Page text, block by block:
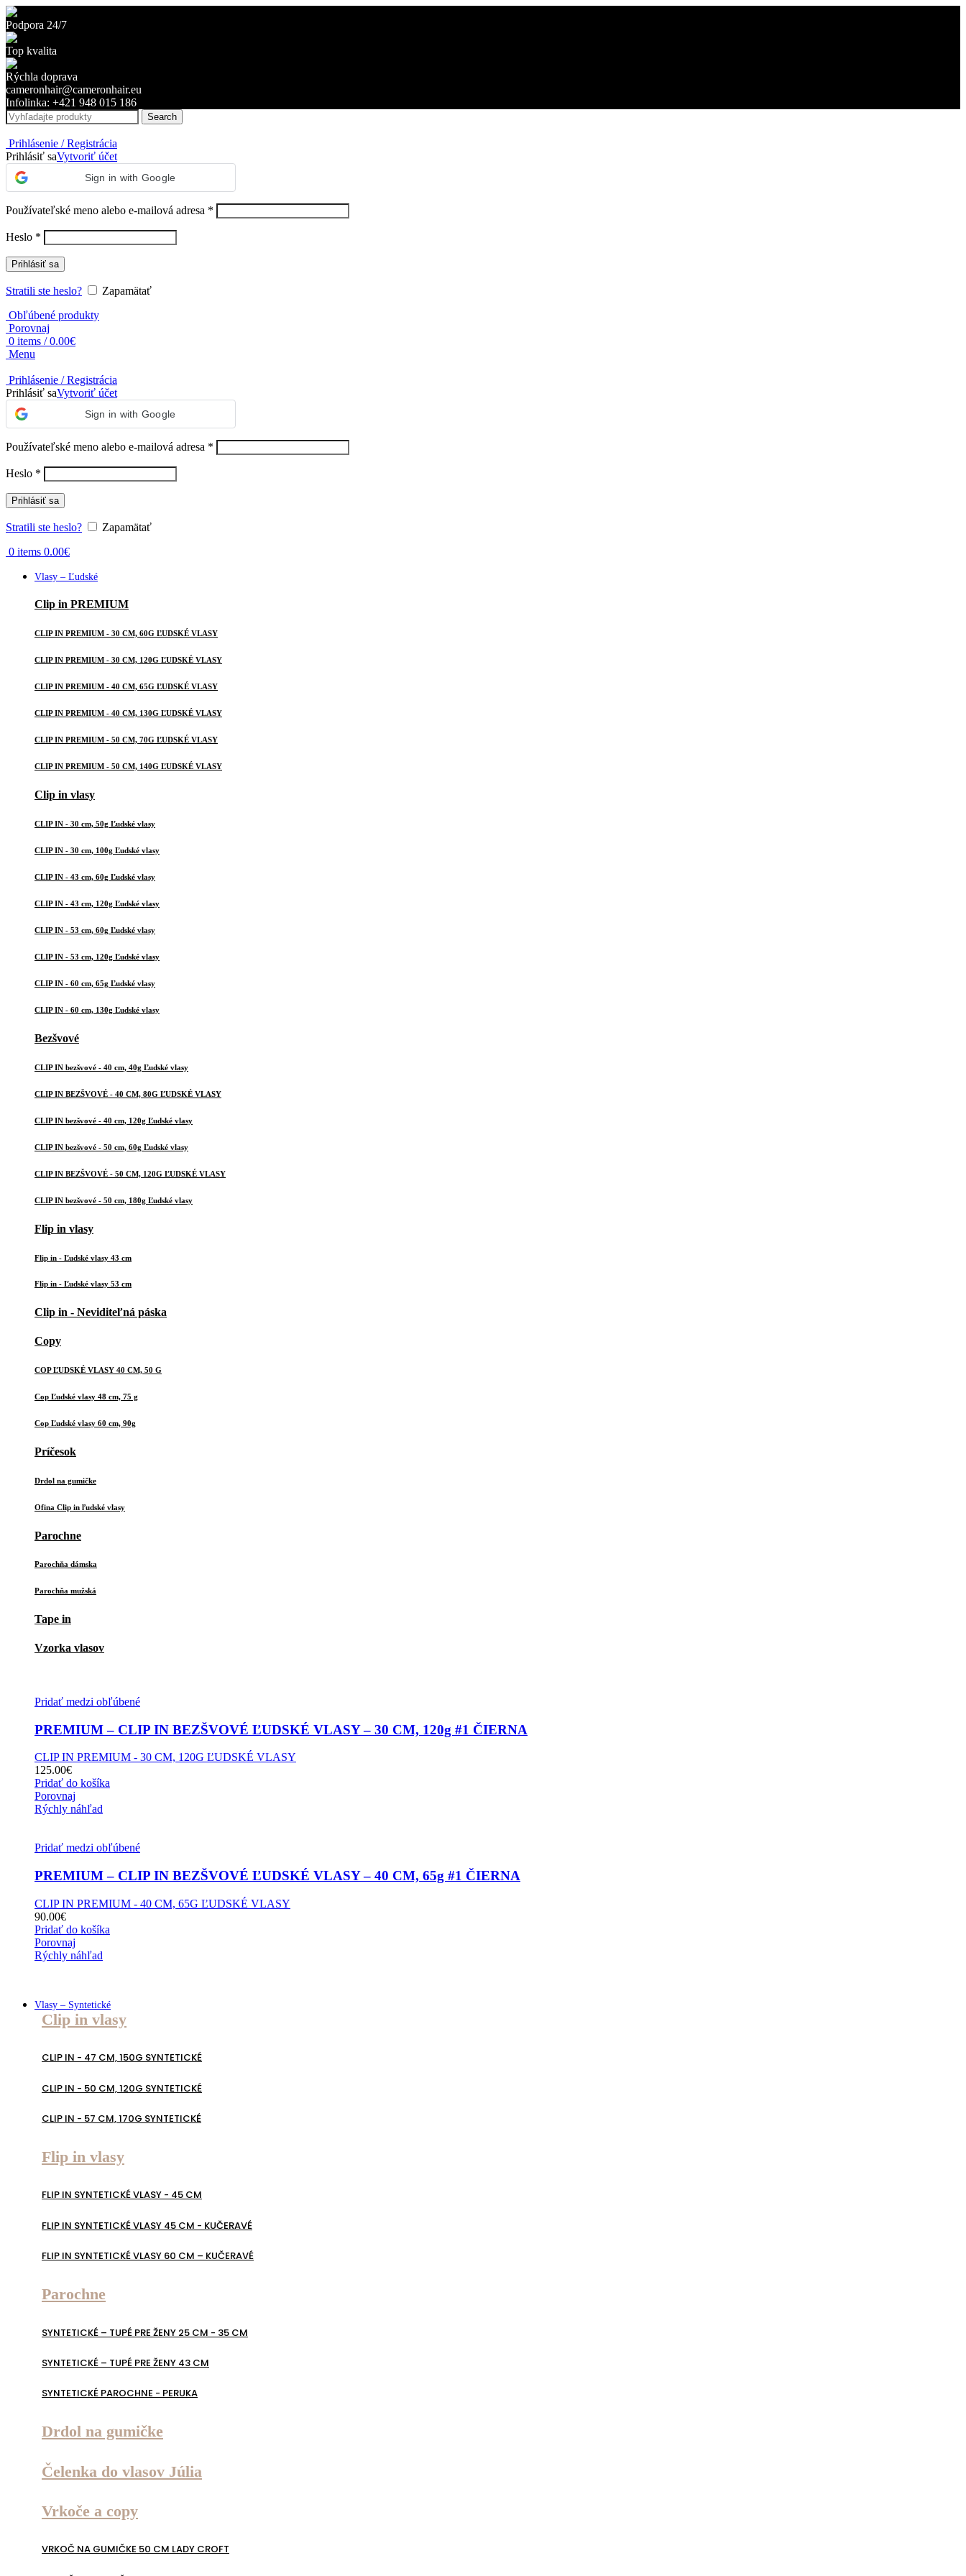
Podpora 24/7
Top kvalita
Rýchla doprava
cameronhair@cameronhair.eu
Infolinka: +421 948 015 186
Search
Prihlásenie / Registrácia
Prihlásiť saVytvoriť účet
Sign in with Google
Používateľské meno alebo e-mailová adresa * Povinné
Heslo * Povinné
Prihlásiť sa
Stratili ste heslo?
Zapamätať
Obľúbené produkty
Porovnaj
0 items / 0.00€
Menu
Prihlásenie / Registrácia
Prihlásiť saVytvoriť účet
Sign in with Google
Používateľské meno alebo e-mailová adresa * Povinné
Heslo * Povinné
Prihlásiť sa
Stratili ste heslo?
Zapamätať
0 items 0.00€
Vlasy – Ľudské
Clip in PREMIUM
CLIP IN PREMIUM - 30 CM, 60G ĽUDSKÉ VLASY
CLIP IN PREMIUM - 30 CM, 120G ĽUDSKÉ VLASY
CLIP IN PREMIUM - 40 CM, 65G ĽUDSKÉ VLASY
CLIP IN PREMIUM - 40 CM, 130G ĽUDSKÉ VLASY
CLIP IN PREMIUM - 50 CM, 70G ĽUDSKÉ VLASY
CLIP IN PREMIUM - 50 CM, 140G ĽUDSKÉ VLASY
Clip in vlasy
CLIP IN - 30 cm, 50g Ľudské vlasy
CLIP IN - 30 cm, 100g Ľudské vlasy
CLIP IN - 43 cm, 60g Ľudské vlasy
CLIP IN - 43 cm, 120g Ľudské vlasy
CLIP IN - 53 cm, 60g Ľudské vlasy
CLIP IN - 53 cm, 120g Ľudské vlasy
CLIP IN - 60 cm, 65g Ľudské vlasy
CLIP IN - 60 cm, 130g Ľudské vlasy
Bezšvové
CLIP IN bezšvové - 40 cm, 40g Ľudské vlasy
CLIP IN BEZŠVOVÉ - 40 CM, 80G ĽUDSKÉ VLASY
CLIP IN bezšvové - 40 cm, 120g Ľudské vlasy
CLIP IN bezšvové - 50 cm, 60g Ľudské vlasy
CLIP IN BEZŠVOVÉ - 50 CM, 120G ĽUDSKÉ VLASY
CLIP IN bezšvové - 50 cm, 180g Ľudské vlasy
Flip in vlasy
Flip in - Ľudské vlasy 43 cm
Flip in - Ľudské vlasy 53 cm
Clip in - Neviditeľná páska
Copy
COP ĽUDSKÉ VLASY 40 CM, 50 G
Cop Ľudské vlasy 48 cm, 75 g
Cop Ľudské vlasy 60 cm, 90g
Príčesok
Drdol na gumičke
Ofina Clip in ľudské vlasy
Parochne
Parochňa dámska
Parochňa mužská
Tape in
Vzorka vlasov
Pridať medzi obľúbené
PREMIUM – CLIP IN BEZŠVOVÉ ĽUDSKÉ VLASY – 30 CM, 120g #1 ČIERNA
CLIP IN PREMIUM - 30 CM, 120G ĽUDSKÉ VLASY
125.00€
Pridať do košíka
Porovnaj
Rýchly náhľad
Pridať medzi obľúbené
PREMIUM – CLIP IN BEZŠVOVÉ ĽUDSKÉ VLASY – 40 CM, 65g #1 ČIERNA
CLIP IN PREMIUM - 40 CM, 65G ĽUDSKÉ VLASY
90.00€
Pridať do košíka
Porovnaj
Rýchly náhľad
Vlasy – Syntetické
Clip in vlasy
CLIP IN - 47 CM, 150G SYNTETICKÉ
CLIP IN - 50 CM, 120G SYNTETICKÉ
CLIP IN - 57 CM, 170G SYNTETICKÉ
Flip in vlasy
FLIP IN SYNTETICKÉ VLASY - 45 CM
FLIP IN SYNTETICKÉ VLASY 45 CM - KUČERAVÉ
FLIP IN SYNTETICKÉ VLASY 60 CM – KUČERAVÉ
Parochne
SYNTETICKÉ – TUPÉ PRE ŽENY 25 CM - 35 CM
SYNTETICKÉ – TUPÉ PRE ŽENY 43 CM
SYNTETICKÉ PAROCHNE - PERUKA
Drdol na gumičke
Čelenka do vlasov Júlia
Vrkoče a copy
VRKOČ NA GUMIČKE 50 CM LADY CROFT